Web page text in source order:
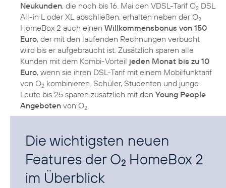
Neukunden, die noch bis 16. Mai den VDSL-Tarif O2 DSL
All-in L oder XL abschließen, erhalten neben der O2
HomeBox 2 auch einen Willkommensbonus von 150
Euro, der mit den laufenden Rechnungen verbucht
wird bis er aufgebraucht ist. Zusätzlich sparen alle
Kunden mit dem Kombi-Vorteil jeden Monat bis zu 10
Euro, wenn sie ihren DSL-Tarif mit einem Mobilfunktarif
von O2 kombinieren. Schüler, Studenten und junge
Leute bis 25 sparen zusätzlich mit den Young People
Angeboten von O2.
Die wichtigsten neuen
Features der O2 HomeBox 2
im Überblick